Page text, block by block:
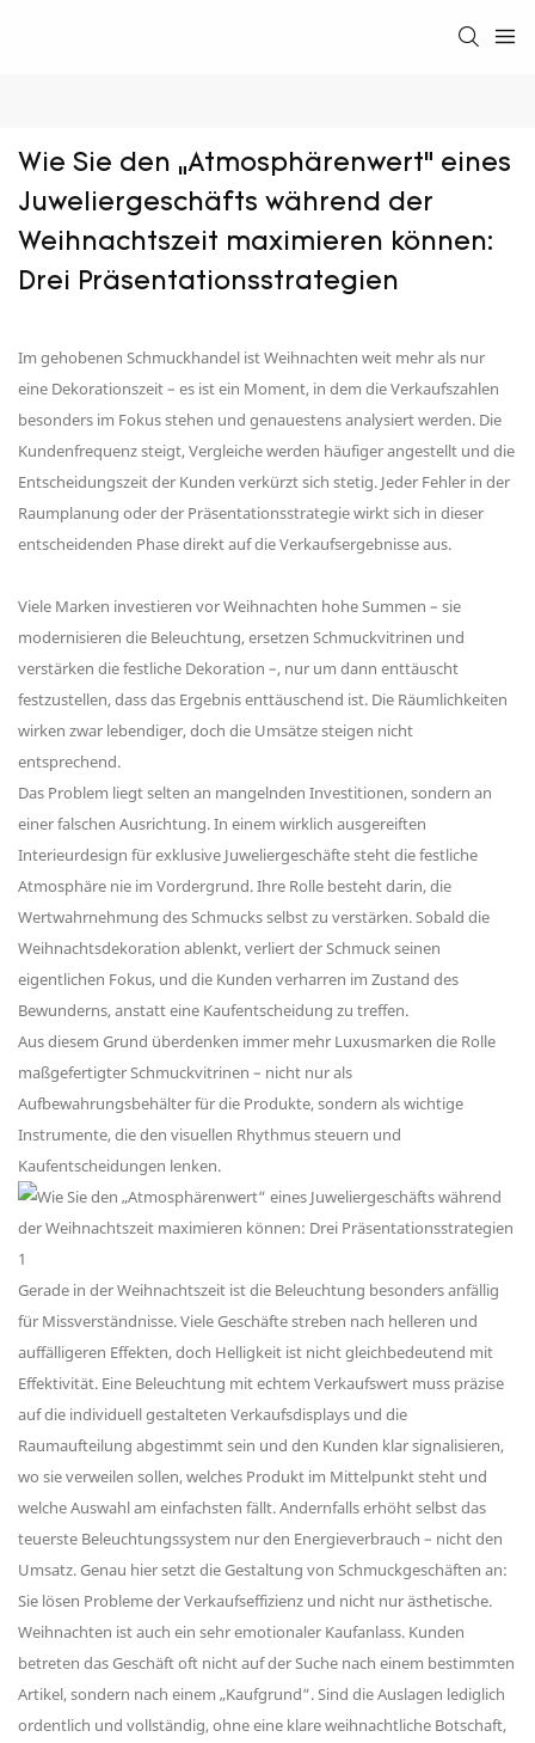
Wie Sie den „Atmosphärenwert“ eines
Juweliergeschäfts während der
Weihnachtszeit maximieren können:
Drei Präsentationsstrategien
Im gehobenen Schmuckhandel ist Weihnachten weit mehr als nur
eine Dekorationszeit – es ist ein Moment, in dem die Verkaufszahlen
besonders im Fokus stehen und genauestens analysiert werden. Die
Kundenfrequenz steigt, Vergleiche werden häufiger angestellt und die
Entscheidungszeit der Kunden verkürzt sich stetig. Jeder Fehler in der
Raumplanung oder der Präsentationsstrategie wirkt sich in dieser
entscheidenden Phase direkt auf die Verkaufsergebnisse aus.
Viele Marken investieren vor Weihnachten hohe Summen – sie
modernisieren die Beleuchtung, ersetzen Schmuckvitrinen und
verstärken die festliche Dekoration –, nur um dann enttäuscht
festzustellen, dass das Ergebnis enttäuschend ist. Die Räumlichkeiten
wirken zwar lebendiger, doch die Umsätze steigen nicht
entsprechend.
Das Problem liegt selten an mangelnden Investitionen, sondern an
einer falschen Ausrichtung. In einem wirklich ausgereiften
Interieurdesign für exklusive Juweliergeschäfte steht die festliche
Atmosphäre nie im Vordergrund. Ihre Rolle besteht darin, die
Wertwahrnehmung des Schmucks selbst zu verstärken. Sobald die
Weihnachtsdekoration ablenkt, verliert der Schmuck seinen
eigentlichen Fokus, und die Kunden verharren im Zustand des
Bewunderns, anstatt eine Kaufentscheidung zu treffen.
Aus diesem Grund überdenken immer mehr Luxusmarken die Rolle
maßgefertigter Schmuckvitrinen – nicht nur als
Aufbewahrungsbehälter für die Produkte, sondern als wichtige
Instrumente, die den visuellen Rhythmus steuern und
Kaufentscheidungen lenken.
Gerade in der Weihnachtszeit ist die Beleuchtung besonders anfällig
für Missverständnisse. Viele Geschäfte streben nach helleren und
auffälligeren Effekten, doch Helligkeit ist nicht gleichbedeutend mit
Effektivität. Eine Beleuchtung mit echtem Verkaufswert muss präzise
auf die individuell gestalteten Verkaufsdisplays und die
Raumaufteilung abgestimmt sein und den Kunden klar signalisieren,
wo sie verweilen sollen, welches Produkt im Mittelpunkt steht und
welche Auswahl am einfachsten fällt. Andernfalls erhöht selbst das
teuerste Beleuchtungssystem nur den Energieverbrauch – nicht den
Umsatz. Genau hier setzt die Gestaltung von Schmuckgeschäften an:
Sie lösen Probleme der Verkaufseffizienz und nicht nur ästhetische.
Weihnachten ist auch ein sehr emotionaler Kaufanlass. Kunden
betreten das Geschäft oft nicht auf der Suche nach einem bestimmten
Artikel, sondern nach einem „Kaufgrund“. Sind die Auslagen lediglich
ordentlich und vollständig, ohne eine klare weihnachtliche Botschaft,